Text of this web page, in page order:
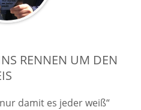
RENNEN UM DEN
damit es jeder weiß“